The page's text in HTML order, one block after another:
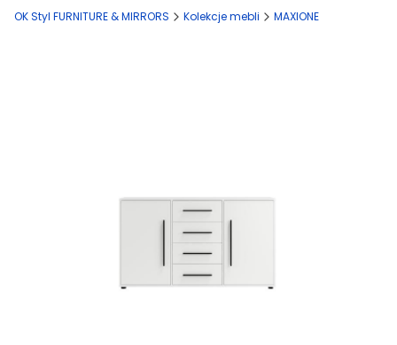
OK Styl FURNITURE & MIRRORS Kolekcje mebli MAXIONE